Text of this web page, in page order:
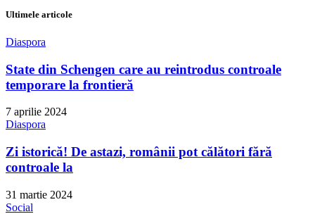
Ultimele articole
Diaspora
State din Schengen care au reintrodus controale
temporare la frontieră
7 aprilie 2024
Diaspora
Zi istorică! De astazi, românii pot călători fără
controale la
31 martie 2024
Social